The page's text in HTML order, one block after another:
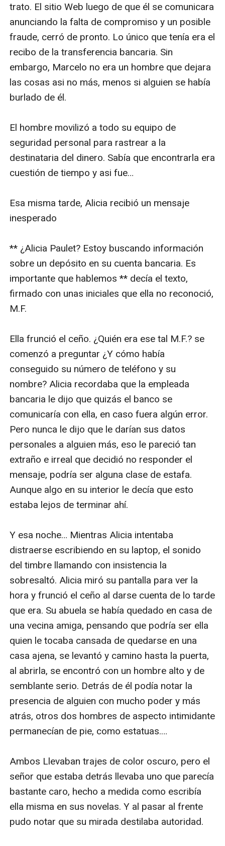
trato. El sitio Web luego de que él se comunicara
anunciando la falta de compromiso y un posible
fraude, cerró de pronto. Lo único que tenía era el
recibo de la transferencia bancaria. Sin
embargo, Marcelo no era un hombre que dejara
las cosas asi no más, menos si alguien se había
burlado de él.
El hombre movilizó a todo su equipo de
seguridad personal para rastrear a la
destinataria del dinero. Sabía que encontrarla era
cuestión de tiempo y asi fue…
Esa misma tarde, Alicia recibió un mensaje
inesperado
** ¿Alicia Paulet? Estoy buscando información
sobre un depósito en su cuenta bancaria. Es
importante que hablemos ** decía el texto,
firmado con unas iniciales que ella no reconoció,
M.F.
Ella frunció el ceño. ¿Quién era ese tal M.F.? se
comenzó a preguntar ¿Y cómo había
conseguido su número de teléfono y su
nombre? Alicia recordaba que la empleada
bancaria le dijo que quizás el banco se
comunicaría con ella, en caso fuera algún error.
Pero nunca le dijo que le darían sus datos
personales a alguien más, eso le pareció tan
extraño e irreal que decidió no responder el
mensaje, podría ser alguna clase de estafa.
Aunque algo en su interior le decía que esto
estaba lejos de terminar ahí.
Y esa noche… Mientras Alicia intentaba
distraerse escribiendo en su laptop, el sonido
del timbre llamando con insistencia la
sobresaltó. Alicia miró su pantalla para ver la
hora y frunció el ceño al darse cuenta de lo tarde
que era. Su abuela se había quedado en casa de
una vecina amiga, pensando que podría ser ella
quien le tocaba cansada de quedarse en una
casa ajena, se levantó y camino hasta la puerta,
al abrirla, se encontró con un hombre alto y de
semblante serio. Detrás de él podía notar la
presencia de alguien con mucho poder y más
atrás, otros dos hombres de aspecto intimidante
permanecían de pie, como estatuas.…
Ambos Llevaban trajes de color oscuro, pero el
señor que estaba detrás llevaba uno que parecía
bastante caro, hecho a medida como escribía
ella misma en sus novelas. Y al pasar al frente
pudo notar que su mirada destilaba autoridad.